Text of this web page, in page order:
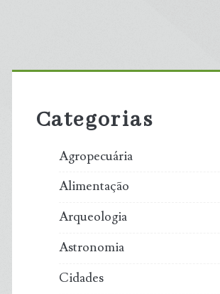
Primary
Sidebar
Categorias
Agropecuária
Alimentação
Arqueologia
Astronomia
Cidades